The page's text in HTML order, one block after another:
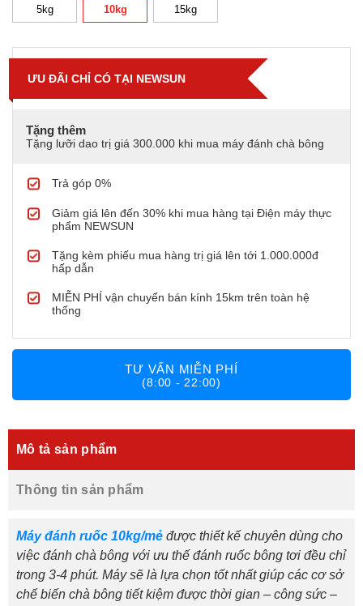
5kg 10kg 15kg
ƯU ĐÃI CHỈ CÓ TẠI NEWSUN
Tặng thêm
Tặng lưỡi dao trị giá 300.000 khi mua máy đánh chà bông
Trả góp 0%
Giảm giá lên đến 30% khi mua hàng tại Điện máy thực
phẩm NEWSUN
Tặng kèm phiếu mua hàng trị giá lên tới 1.000.000đ
hấp dẫn
MIỄN PHÍ vận chuyển bán kính 15km trên toàn hệ
thống
TƯ VẤN MIỄN PHÍ
(8:00 - 22:00)
Mô tả sản phẩm
Thông tin sản phẩm
Máy đánh ruốc 10kg/mẻ được thiết kế chuyên dùng cho
việc đánh chà bông với ưu thế đánh ruốc bông tơi đều chỉ
trong 3-4 phút. Máy sẽ là lựa chọn tốt nhất giúp các cơ sở
chế biến chà bông tiết kiệm được thời gian – công sức –